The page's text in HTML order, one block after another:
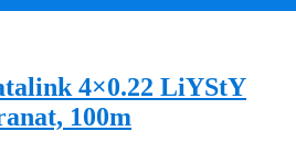
4×0.22 LiYStY
100m